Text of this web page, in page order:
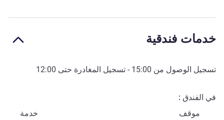
خدمات فندقية
تسجيل الوصول من 15:00 - تسجيل المغادرة حتى 12:00
في الفندق
موقف
خدمة